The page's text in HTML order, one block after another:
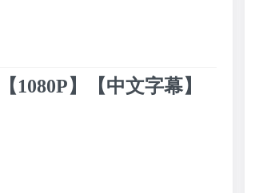
1080P】【中文字幕】